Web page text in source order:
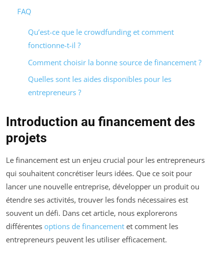
FAQ
Qu’est-ce que le crowdfunding et comment
fonctionne-t-il ?
Comment choisir la bonne source de financement ?
Quelles sont les aides disponibles pour les
entrepreneurs ?
Introduction au financement des
projets
Le financement est un enjeu crucial pour les entrepreneurs
qui souhaitent concrétiser leurs idées. Que ce soit pour
lancer une nouvelle entreprise, développer un produit ou
étendre ses activités, trouver les fonds nécessaires est
souvent un défi. Dans cet article, nous explorerons
différentes options de financement et comment les
entrepreneurs peuvent les utiliser efficacement.